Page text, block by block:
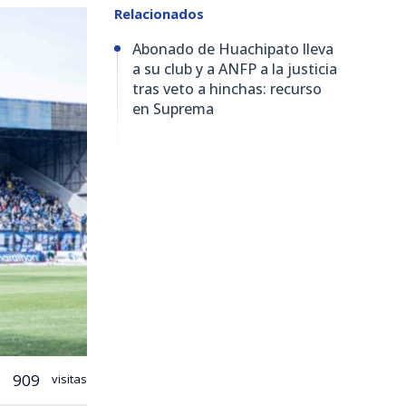
909 visitas
Relacionados
Abonado de Huachipato lleva
a su club y a ANFP a la justicia
tras veto a hinchas: recurso
en Suprema